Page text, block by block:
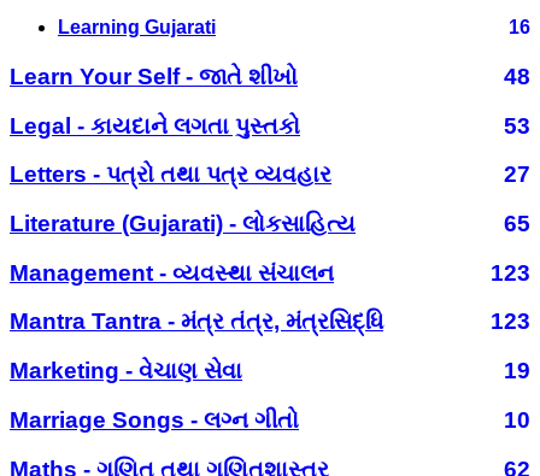
Learning Gujarati 16
Learn Your Self - જાતે શીખો
48
Legal - કાયદાને લગતા પુસ્તકો
53
Letters - પત્રો તથા પત્ર વ્યવહાર
27
Literature (Gujarati) - લોકસાહિત્ય
65
Management - વ્યવસ્થા સંચાલન
123
Mantra Tantra - મંત્ર તંત્ર, મંત્રસિદ્ધિ
123
Marketing - વેચાણ સેવા
19
Marriage Songs - લગ્ન ગીતો
10
Maths - ગણિત તથા ગણિતશાસ્ત્ર
62